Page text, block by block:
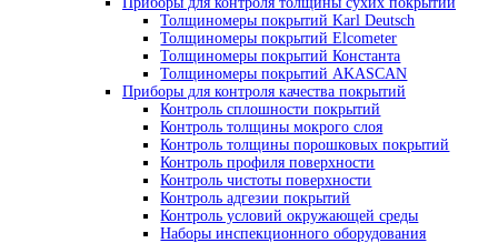
Универсальные твердомеры
Портальные твердомеры
Дополнительное оборудование для
Оборудование для капиллярного контроля
Стенды для ручного капиллярного контроля
Линии капиллярного контроля
Системы УФ-освещения
Системы водоподготовки и очистки воды
Принадлежности для капиллярной
Расходные материалы
Оборудование для магнитопорошкового контроля